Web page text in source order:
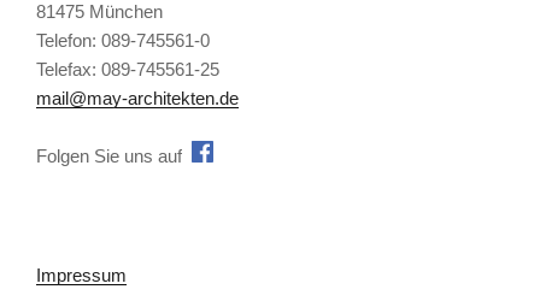
81475 München
Telefon: 089-745561-0
Telefax: 089-745561-25
mail@may-architekten.de
Folgen Sie uns auff
Impressum